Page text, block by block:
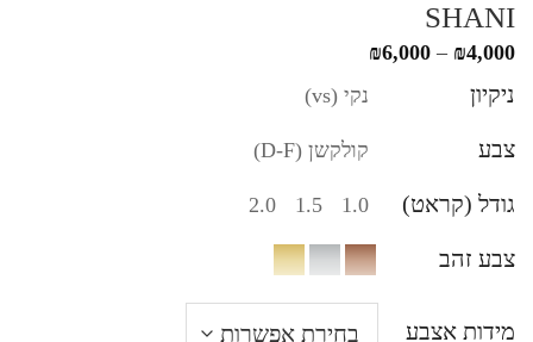
SHANI
₪4,000
–
₪6,000
מחירים:
עד
ניקיון נקי (vs)
צבע קולקשן (D-F)
גודל (קראט) 1.0
1.5
2.0
צבע זהב
מידות אצבע